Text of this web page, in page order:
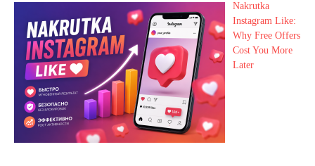
Nakrutka
Instagram Like:
Why Free Offers
Cost You More
Later